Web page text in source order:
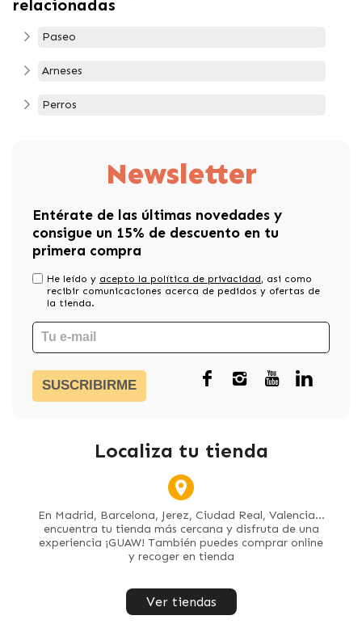
relacionadas
Paseo
Arneses
Perros
Newsletter
Entérate de las últimas novedades y
consigue un 15% de descuento en tu
primera compra
He leído y acepto la política de privacidad, asi como
recibir comunicaciones acerca de pedidos y ofertas de
la tienda.
SUSCRIBIRME
Localiza tu tienda
En Madrid, Barcelona, Jerez, Ciudad Real, Valencia...
encuentra tu tienda más cercana y disfruta de una
experiencia ¡GUAW! También puedes comprar online
y recoger en tienda
Ver tiendas